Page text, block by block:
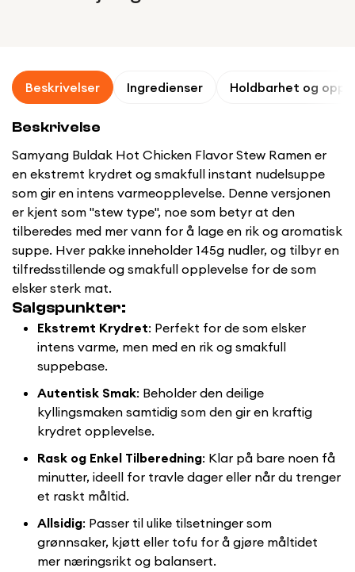
Beskrivelser Ingredienser Holdbarhet og
Beskrivelse
Samyang Buldak Hot Chicken Flavor Stew Ramen er
en ekstremt krydret og smakfull instant nudelsuppe
som gir en intens varmeopplevelse. Denne versjonen
er kjent som "stew type", noe som betyr at den
tilberedes med mer vann for å lage en rik og aromatisk
suppe. Hver pakke inneholder 145g nudler, og tilbyr en
tilfredsstillende og smakfull opplevelse for de som
elsker sterk mat.
Salgspunkter:
Ekstremt Krydret: Perfekt for de som elsker
intens varme, men med en rik og smakfull
suppebase.
Autentisk Smak: Beholder den deilige
kyllingsmaken samtidig som den gir en kraftig
krydret opplevelse.
Rask og Enkel Tilberedning: Klar på bare noen få
minutter, ideell for travle dager eller når du trenger
et raskt måltid.
Allsidig: Passer til ulike tilsetninger som
grønnsaker, kjøtt eller tofu for å gjøre måltidet
mer næringsrikt og balansert.
Confirm your age
Are you 18 years old or older?